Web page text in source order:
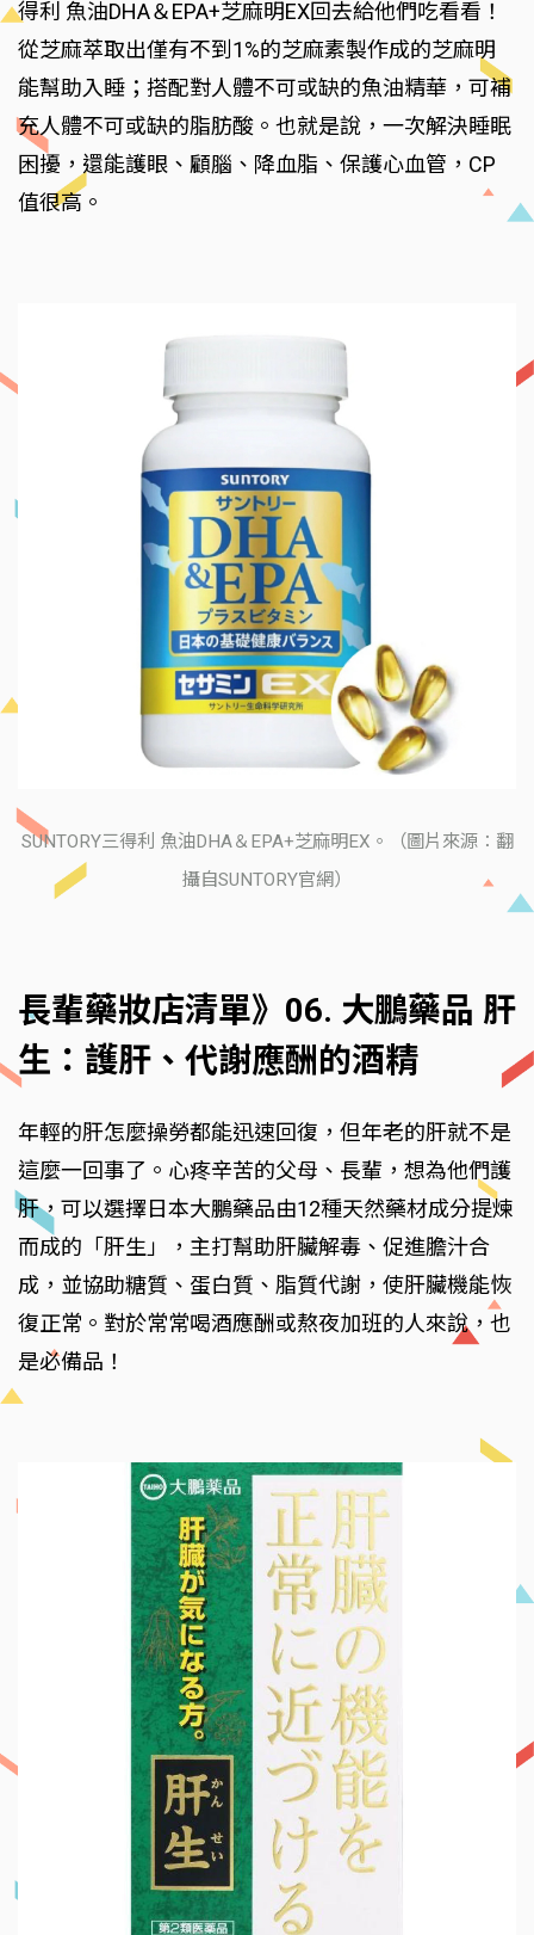
得利 魚油DHA＆EPA+芝麻明EX回去給他們吃看看！
從芝麻萃取出僅有不到1%的芝麻素製作成的芝麻明
能幫助入睡；搭配對人體不可或缺的魚油精華，可補
充人體不可或缺的脂肪酸。也就是說，一次解決睡眠
困擾，還能護眼、顧腦、降血脂、保護心血管，CP
值很高。
SUNTORY三得利 魚油DHA＆EPA+芝麻明EX。（圖片來源：翻
攝自SUNTORY官網）
長輩藥妝店清單》06. 大鵬藥品 肝
生：護肝、代謝應酬的酒精
年輕的肝怎麼操勞都能迅速回復，但年老的肝就不是
這麼一回事了。心疼辛苦的父母、長輩，想為他們護
肝，可以選擇日本大鵬藥品由12種天然藥材成分提煉
而成的「肝生」，主打幫助肝臟解毒、促進膽汁合
成，並協助糖質、蛋白質、脂質代謝，使肝臟機能恢
復正常。對於常常喝酒應酬或熬夜加班的人來說，也
是必備品！